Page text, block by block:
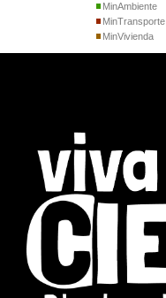
MinAmbiente
MinTransporte
MinVivienda